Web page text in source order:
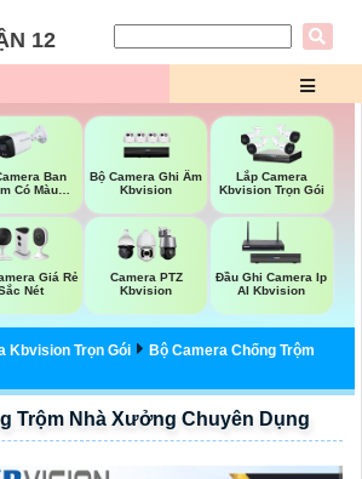
12
Ban
Có Màu
Bộ Camera Ghi Âm
Kbvision
Lắp Camera
Kbvision Trọn Gói
Giá Rẻ
Nét
Camera PTZ
Kbvision
Đầu Ghi Camera Ip
AI Kbvision
Kbvision Trọn Gói
Bộ Camera Chống Trộm
Trộm Nhà Xưởng Chuyên Dụng